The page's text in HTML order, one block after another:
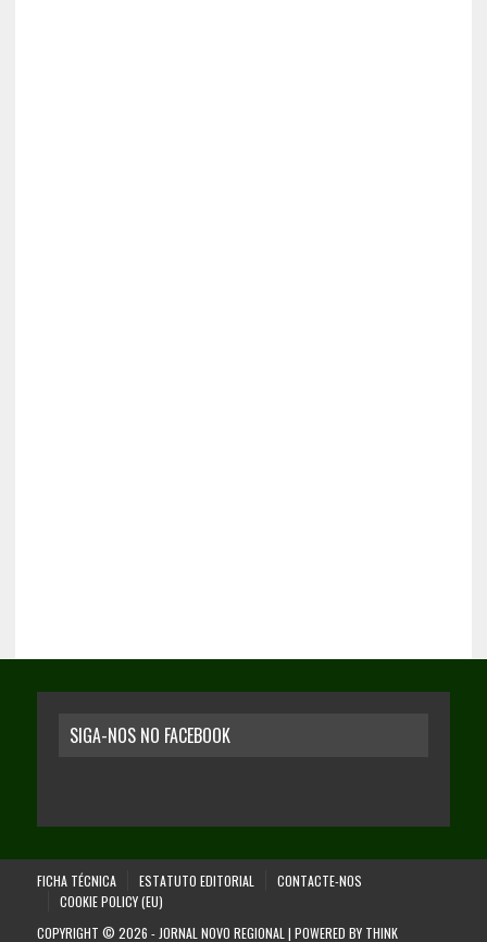
SIGA-NOS NO FACEBOOK
FICHA TÉCNICA ESTATUTO EDITORIAL
CONTACTE-NOS
COOKIE POLICY (EU)
COPYRIGHT © 2026 - JORNAL NOVO REGIONAL | POWERED BY THINK